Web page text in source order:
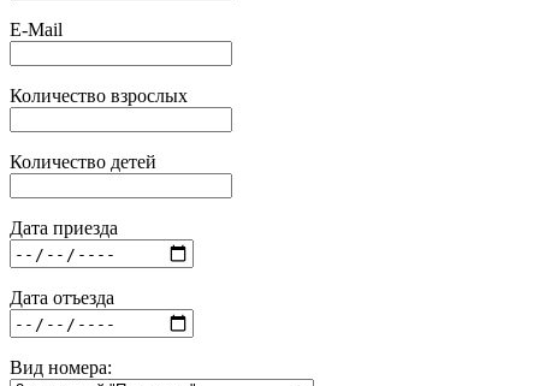
E-Mail
Количество взрослых
Количество детей
Дата приезда
Дата отъезда
Вид номера: